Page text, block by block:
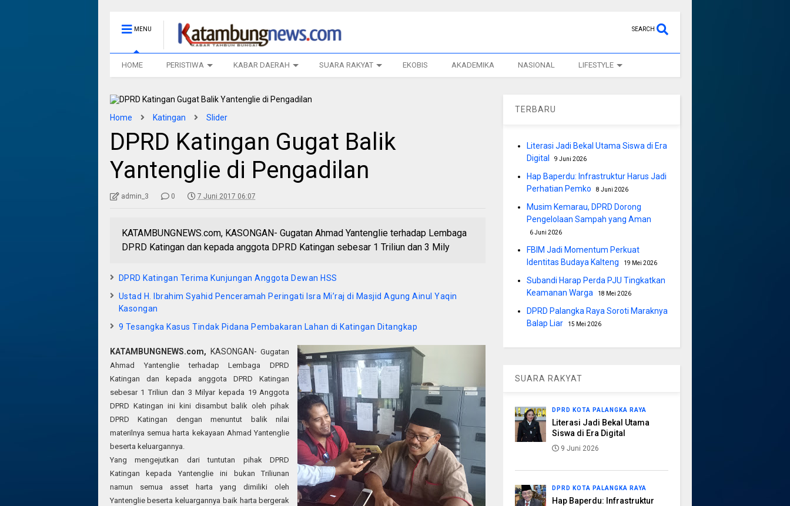
MENU SEARCH
HOME PERISTIWA KABAR DAERAH SUARA RAKYAT EKOBIS AKADEMIKA NASIONAL LIFESTYLE
Home Katingan Slider
DPRD Katingan Gugat Balik
Yantenglie di Pengadilan
admin_3 0 7 Juni 2017 06:07
KATAMBUNGNEWS.com, KASONGAN- Gugatan Ahmad Yantenglie terhadap Lembaga
DPRD Katingan dan kepada anggota DPRD Katingan sebesar 1 Triliun dan 3 Mily
DPRD Katingan Terima Kunjungan Anggota Dewan HSS
Ustad H. Ibrahim Syahid Penceramah Peringati Isra Mi’raj di Masjid Agung Ainul Yaqin
Kasongan
9 Tesangka Kasus Tindak Pidana Pembakaran Lahan di Katingan Ditangkap
KATAMBUNGNEWS.com, KASONGAN-Gugatan
Ahmad Yantenglie terhadap Lembaga DPRD
Katingan dan kepada anggota DPRD Katingan
sebesar 1 Triliun dan 3 Milyar kepada 19 Anggota
DPRD Katingan ini kini disambut balik oleh pihak
DPRD Katingan dengan menuntut balik nilai
materilnya semua harta kekayaan Ahmad Yantenglie
beserta keluargannya.
Yang mengejutkan dari tuntutan pihak DPRD
Katingan kepada Yantenglie ini bukan Triliunan
namun semua asset harta yang dimiliki oleh
Yantenglie beserta keluargannya baik harta bergerak
TERBARU
Literasi Jadi Bekal Utama Siswa di Era
Digital
9 Juni 2026
Hap Baperdu: Infrastruktur Harus Jadi
Perhatian Pemko
8 Juni 2026
Musim Kemarau, DPRD Dorong
Pengelolaan Sampah yang Aman
6 Juni 2026
FBIM Jadi Momentum Perkuat
Identitas Budaya Kalteng
19 Mei 2026
Subandi Harap Perda PJU Tingkatkan
Keamanan Warga
18 Mei 2026
DPRD Palangka Raya Soroti Maraknya
Balap Liar
15 Mei 2026
SUARA RAKYAT
DPRD KOTA PALANGKA RAYA
Literasi Jadi Bekal Utama
Siswa di Era Digital
9 Juni 2026
DPRD KOTA PALANGKA RAYA
Hap Baperdu: Infrastruktur